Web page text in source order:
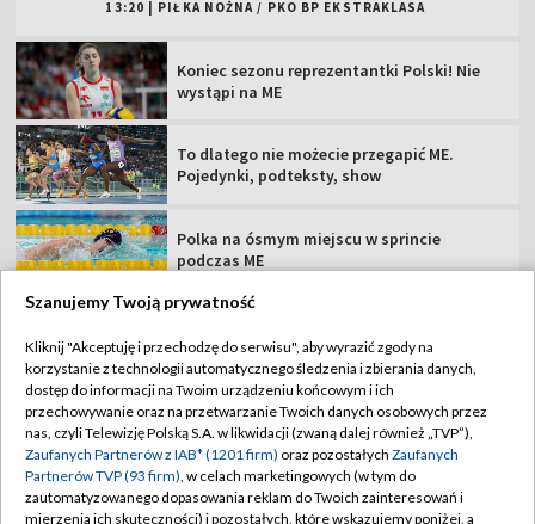
13:20 | PIŁKA NOŻNA / PKO BP EKSTRAKLASA
Koniec sezonu reprezentantki Polski! Nie
wystąpi na ME
To dlatego nie możecie przegapić ME.
Pojedynki, podteksty, show
Polka na ósmym miejscu w sprincie
podczas ME
gość "Sportowego Wieczoru"
Argentyna się wyłamała. Oficjalne poparcie
dla Infantino
21-latek rozstał się z Lechem. Dołączył do
duetu Polaków
Szanujemy Twoją prywatność
Kliknij "Akceptuję i przechodzę do serwisu", aby wyrazić zgody na
korzystanie z technologii automatycznego śledzenia i zbierania danych,
dostęp do informacji na Twoim urządzeniu końcowym i ich
przechowywanie oraz na przetwarzanie Twoich danych osobowych przez
nas, czyli Telewizję Polską S.A. w likwidacji (zwaną dalej również „TVP”),
Zaufanych Partnerów z IAB* (1201 firm) oraz pozostałych Zaufanych
Partnerów TVP (93 firm), w celach marketingowych (w tym do
zautomatyzowanego dopasowania reklam do Twoich zainteresowań i
mierzenia ich skuteczności) i pozostałych, które wskazujemy poniżej, a